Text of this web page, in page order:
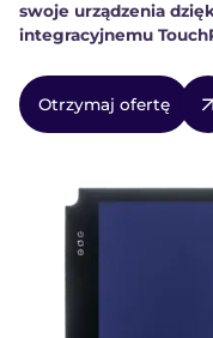
swoje urządzenia
integracyjnemu
Otrzymaj ofertę